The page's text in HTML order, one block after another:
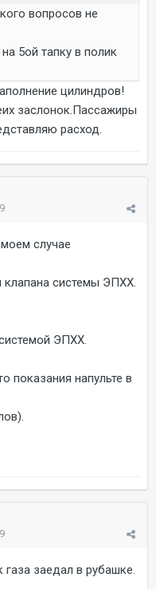
вопросов не
5ой тапку в полик
цилиндров!
заслонок.Пассажиры
расход.
случае
клапана системы ЭПХХ.
ЭПХХ.
показания напульте в
заедал в рубашке.